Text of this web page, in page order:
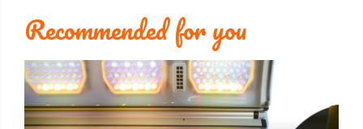
Recommended for you